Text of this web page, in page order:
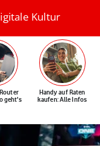
Kultur
geht's
Handy auf Raten
kaufen: Alle Infos